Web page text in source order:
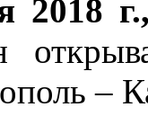
2018
–